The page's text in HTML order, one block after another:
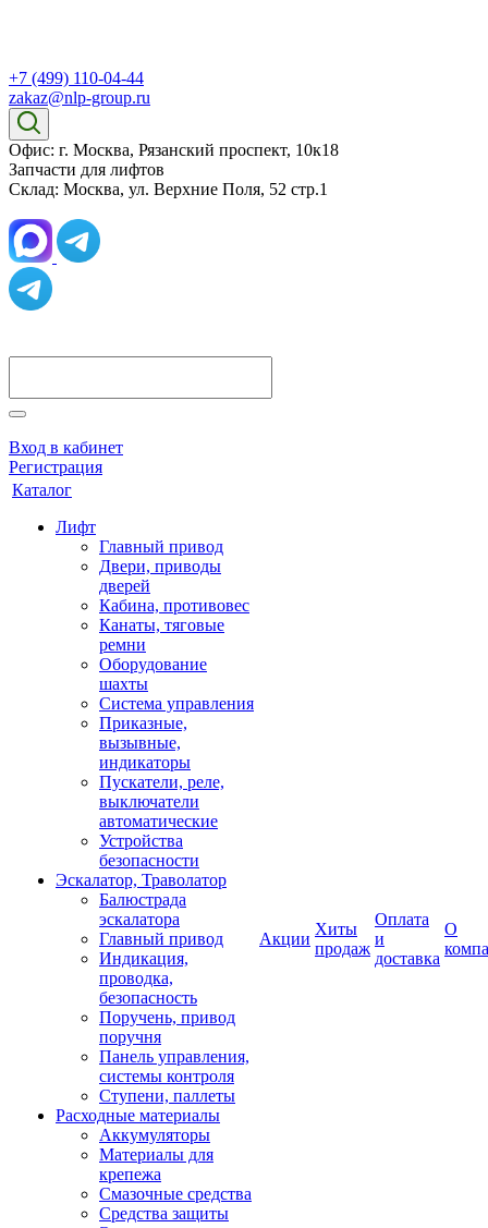
+7 (499) 110-04-44
zakaz@nlp-group.ru
Офис: г. Москва, Рязанский проспект, 10к18
Запчасти для лифтов
Склад: Москва, ул. Верхние Поля, 52 стр.1
Вход в кабинет
Регистрация
Каталог
Лифт
Главный привод
Двери, приводы
дверей
Кабина, противовес
Канаты, тяговые
ремни
Оборудование
шахты
Система управления
Приказные,
вызывные,
индикаторы
Пускатели, реле,
выключатели
автоматические
Устройства
безопасности
Эскалатор, Траволатор
Балюстрада
эскалатора
Главный привод
Индикация,
проводка,
безопасность
Поручень, привод
поручня
Панель управления,
системы контроля
Ступени, паллеты
Расходные материалы
Аккумуляторы
Материалы для
крепежа
Смазочные средства
Средства защиты
Акции
Хиты
продаж
Оплата
и
доставка
О